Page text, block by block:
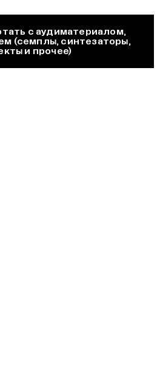
с аудиматериалом,
(семплы, синтезаторы,
и прочее)